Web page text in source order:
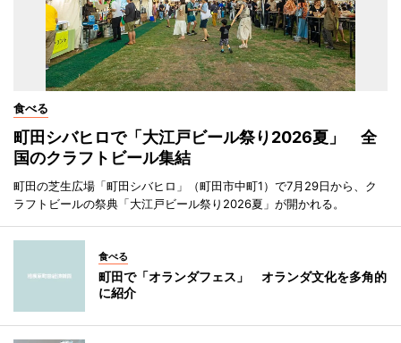
食べる
町田シバヒロで「大江戸ビール祭り2026夏」 全
国のクラフトビール集結
町田の芝生広場「町田シバヒロ」（町田市中町1）で7月29日から、ク
ラフトビールの祭典「大江戸ビール祭り2026夏」が開かれる。
食べる
町田で「オランダフェス」 オランダ文化を多角的
に紹介